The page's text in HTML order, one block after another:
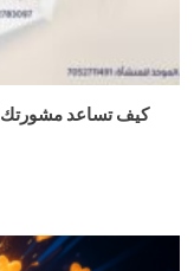
كيف تساعد مشورتك